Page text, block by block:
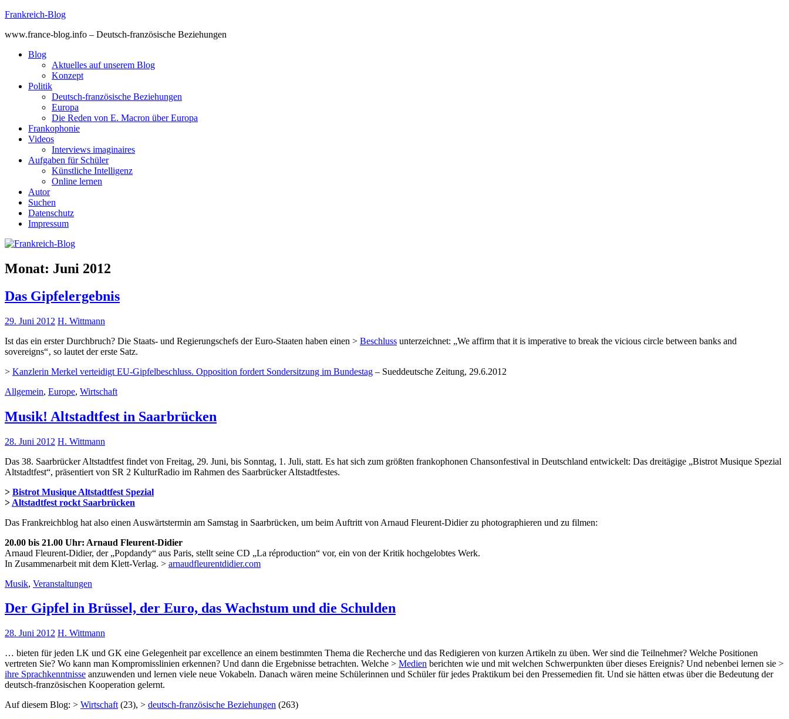
Skip
content
Frankreich-Blog
www.france-blog.info – Deutsch-französische Beziehungen
Blog
Aktuelles auf unserem Blog
Konzept
Politik
Deutsch-französische Beziehungen
Europa
Die Reden von E. Macron über Europa
Frankophonie
Videos
Interviews imaginaires
Aufgaben für Schüler
Künstliche Intelligenz
Online lernen
Autor
Suchen
Datenschutz
Impressum
Monat: Juni 2012
Das Gipfelergebnis
29. Juni 2012 H. Wittmann
Ist das ein erster Durchbruch? Die Staats- und Regierungschefs der Euro-Staaten haben einen > Beschluss unterzeichnet: „We affirm that it is imperative to break the vicious circle between banks and
sovereigns“‚ so lautet der erste Satz.
> Kanzlerin Merkel verteidigt EU-Gipfelbeschluss. Opposition fordert Sondersitzung im Bundestag – Sueddeutsche Zeitung, 29.6.2012
Allgemein, Europe, Wirtschaft
Musik! Altstadtfest in Saarbrücken
28. Juni 2012 H. Wittmann
Das 38. Saarbrücker Altstadtfest findet von Freitag, 29. Juni, bis Sonntag, 1. Juli, statt. Es hat sich zum größten frankophonen Chansonfestival in Deutschland entwickelt: Das dreitägige „Bistrot Musique Spezial
Altstadtfest“, präsentiert von SR 2 KulturRadio im Rahmen des Saarbrücker Altstadtfestes.
> Bistrot Musique Altstadtfest Spezial
> Altstadtfest rockt Saarbrücken
Das Frankreichblog hat also einen Auswärtstermin am Samstag in Saarbrücken, um beim Auftritt von Arnaud Fleurent-Didier zu photographieren und zu filmen:
20.00 bis 21.00 Uhr: Arnaud Fleurent-Didier
Arnaud Fleurent-Didier, der „Popdandy“ aus Paris, stellt seine CD „La réproduction“ vor, ein von der Kritik hochgelobtes Werk.
In Zusammenarbeit mit dem Klett-Verlag. > arnaudfleurentdidier.com
Musik, Veranstaltungen
Der Gipfel in Brüssel, der Euro, das Wachstum und die Schulden
28. Juni 2012 H. Wittmann
… bieten für jeden LK und GK eine Gelegenheit par excellence an einem bestimmten Thema die Recherche und das Redigieren von kurzen Artikeln zu üben. Wer sind die Teilnehmer? Welche Positionen
vertreten Sie? Wo kann man Kompromisslinien erkennen? Und dann die Ergebnisse betrachten. Welche > Medien berichten wie und mit welchen Schwerpunkten über dieses Ereignis? Und nebenbei lernen sie >
ihre Sprachkenntnisse anzuwenden und lernen viele neue Vokabeln. Danach wären meine Schülerinnen und Schüler für jedes Praktikum bei den Pressemedien fit. Und sie hätten etwas über die Bedeutung der
deutsch-französischen Kooperation gelernt.
Auf diesem Blog: > Wirtschaft (23), > deutsch-französische Beziehungen (263)